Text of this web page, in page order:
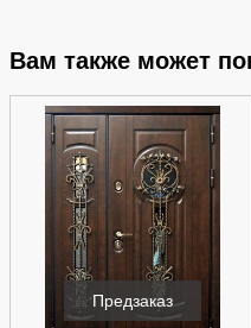
Вам также может
Предзаказ